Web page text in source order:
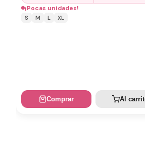
¡Pocas unidades!
S M L XL
Comprar Al